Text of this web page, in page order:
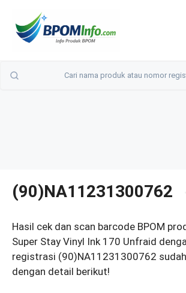
(90)NA11231300762
Hasil cek dan scan barcode BPOM
Super Stay Vinyl Ink 170 Unfraid
registrasi (90)NA11231300762
dengan detail berikut!